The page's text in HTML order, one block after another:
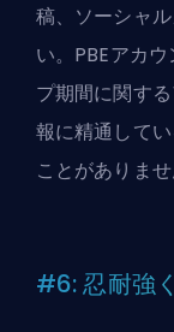
稿、ソーシャ
い。PBEアカ
プ期間に関す
報に精通して
ことがありませ
#6: 忍耐強